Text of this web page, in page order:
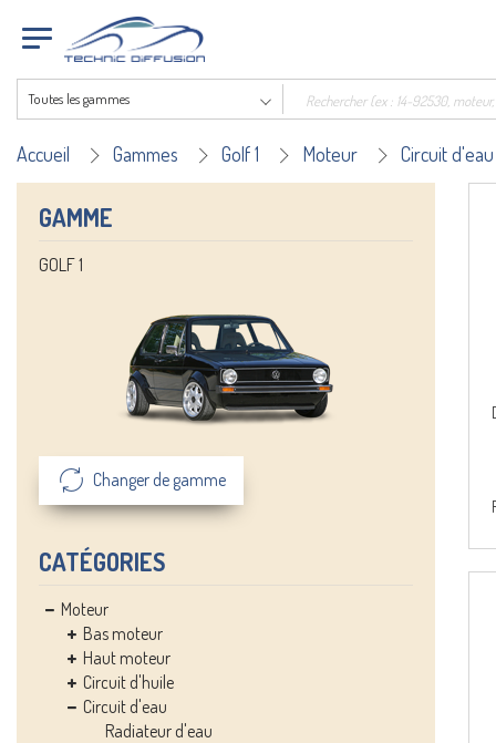
Toutes les gammes
Accueil Gammes Golf 1 Moteur Circuit d'eau
GAMME
GOLF 1
Changer de gamme
CATÉGORIES
Moteur
Bas moteur
Haut moteur
Circuit d'huile
Circuit d'eau
Radiateur d'eau